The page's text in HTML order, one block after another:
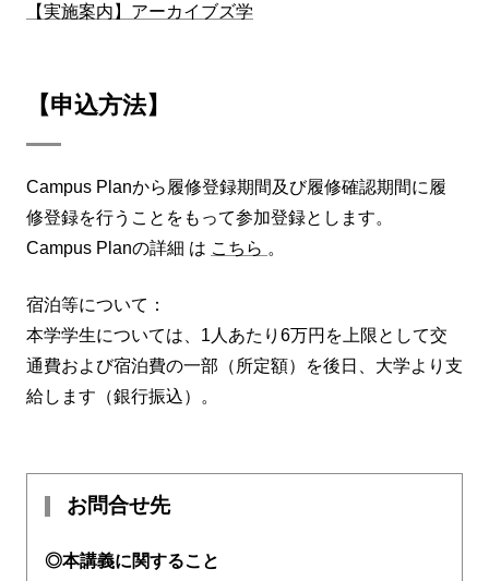
【実施案内】アーカイブズ学
【申込方法】
Campus Planから履修登録期間及び履修確認期間に履
修登録を行うことをもって参加登録とします。
Campus Planの詳細 は こちら 。
宿泊等について：
本学学生については、1人あたり6万円を上限として交
通費および宿泊費の一部（所定額）を後日、大学より支
給します（銀行振込）。
お問合せ先
◎本講義に関すること